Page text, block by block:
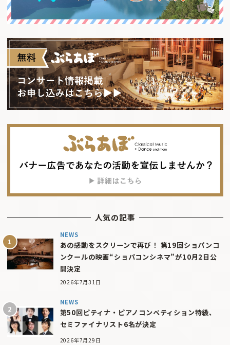
人気の記事
NEWS
あの感動をスクリーンで再び！ 第19回ショパンコ
ンクールの映画“ショパコンシネマ”が10月2日公
開決定
2026年7月31日
NEWS
第50回ピティナ・ピアノコンペティション特級、
セミファイナリスト6名が決定
2026年7月29日